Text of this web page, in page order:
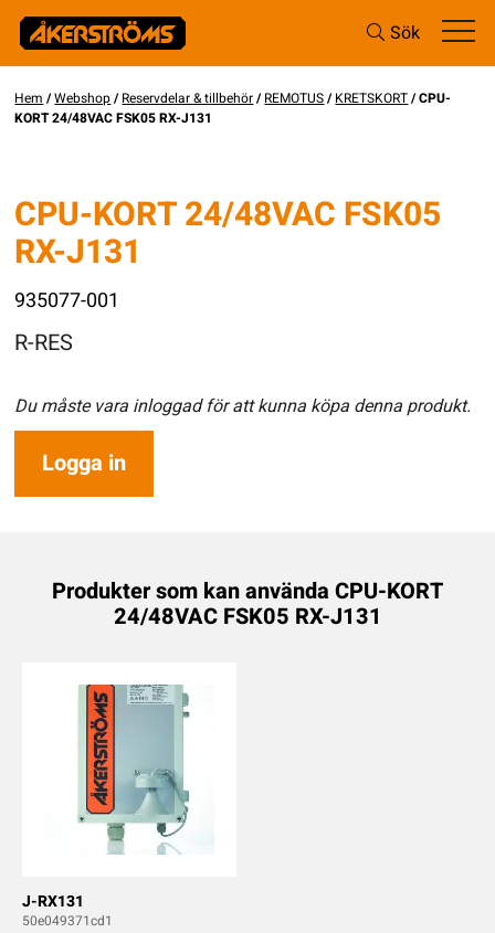
Sök
Hem /Webshop/Reservdelar & tillbehör/REMOTUS/KRETSKORT/ CPU-
KORT 24/48VAC FSK05 RX-J131
CPU-KORT 24/48VAC FSK05
RX-J131
935077-001
R-RES
Du måste vara inloggad för att kunna köpa denna produkt.
Logga in
Produkter som kan använda CPU-KORT
24/48VAC FSK05 RX-J131
J-RX131
50e049371cd1